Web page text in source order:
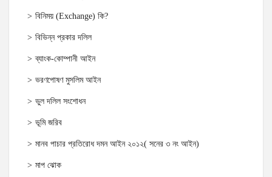
বিনিময় (Exchange) কি?
বিভিন্ন প্রকার দলিল
ব্যাংক-কোম্পানী আইন
ভরণপোষণ মুসলিম আইন
ভুল দলিল সংশোধন
ভূমি জরিব
মানব পাচার প্রতিরোধ দমন আইন ২০১২( সনের ৩ নং আইন)
মাপ ঝোক